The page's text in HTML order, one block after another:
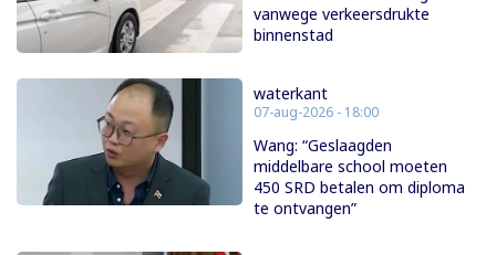
vanwege verkeersdrukte
binnenstad
waterkant
07-aug-2026 - 18:00
Wang: “Geslaagden
middelbare school moeten
450 SRD betalen om diploma
te ontvangen”